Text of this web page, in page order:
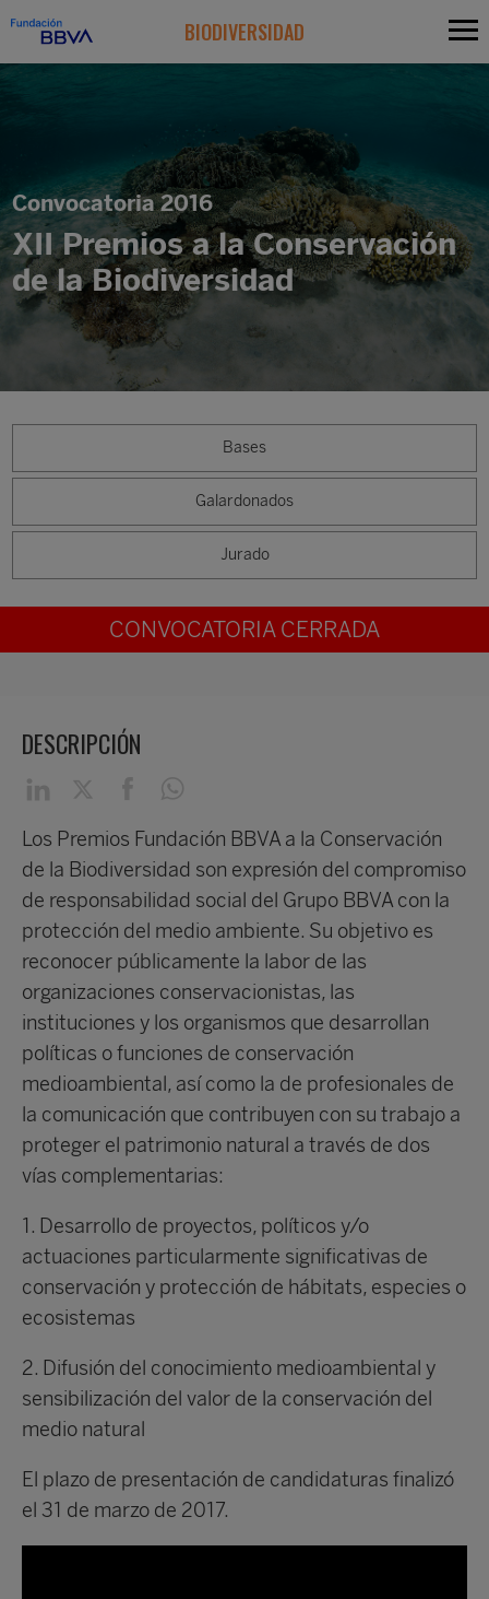
BIODIVERSIDAD
Convocatoria 2016
XII Premios a la Conservación
de la Biodiversidad
Bases
Galardonados
Jurado
CONVOCATORIA CERRADA
DESCRIPCIÓN
Los Premios Fundación BBVA a la Conservación
de la Biodiversidad son expresión del compromiso
de responsabilidad social del Grupo BBVA con la
protección del medio ambiente. Su objetivo es
reconocer públicamente la labor de las
organizaciones conservacionistas, las
instituciones y los organismos que desarrollan
políticas o funciones de conservación
medioambiental, así como la de profesionales de
la comunicación que contribuyen con su trabajo a
proteger el patrimonio natural a través de dos
vías complementarias:
1. Desarrollo de proyectos, políticos y/o
actuaciones particularmente significativas de
conservación y protección de hábitats, especies o
ecosistemas
2. Difusión del conocimiento medioambiental y
sensibilización del valor de la conservación del
medio natural
El plazo de presentación de candidaturas finalizó
el 31 de marzo de 2017.